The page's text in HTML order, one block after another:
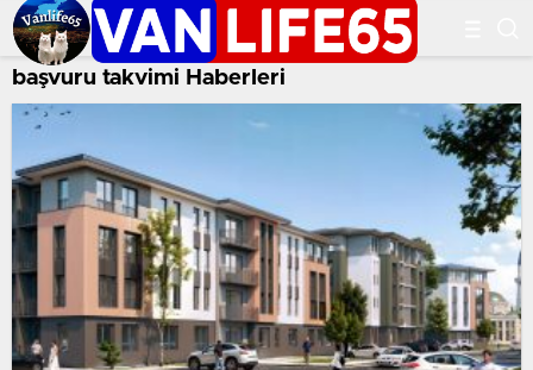
başvuru takvimi Haberleri